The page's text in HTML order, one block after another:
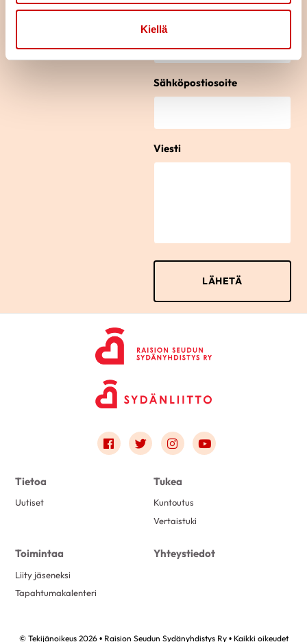
Kiellä
Sähköpostiosoite
Viesti
Link to facebook
Link to twitter
Link to instagram
Link to youtube
Tietoa
Uutiset
Tukea
Kuntoutus
Vertaistuki
Toimintaa
Liity jäseneksi
Tapahtumakalenteri
Yhteystiedot
© Tekijänoikeus 2026 • Raision Seudun Sydänyhdistys Ry • Kaikki oikeudet